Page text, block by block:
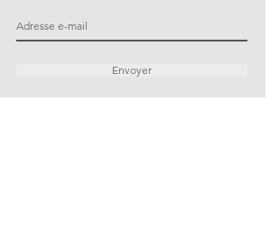
Envoyer